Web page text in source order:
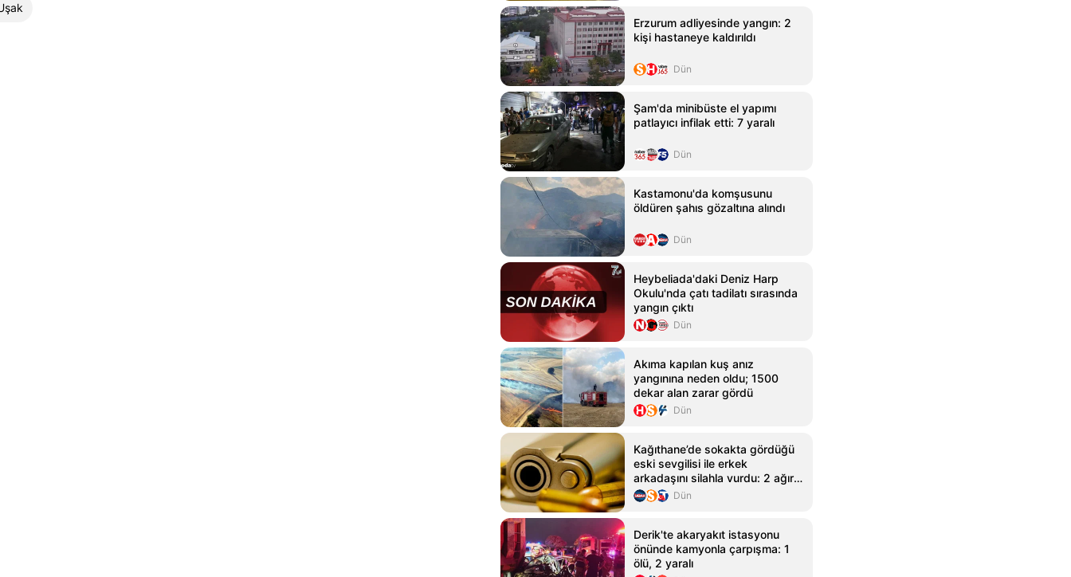
Erzurum adliyesinde yangın: 2
kişi hastaneye kaldırıldı
Dün
Şam'da minibüste el yapımı
patlayıcı infilak etti: 7 yaralı
Dün
Kastamonu'da komşusunu
öldüren şahıs gözaltına alındı
Dün
Heybeliada'daki Deniz Harp
Okulu'nda çatı tadilatı sırasında
yangın çıktı
Dün
Akıma kapılan kuş anız
yangınına neden oldu; 1500
dekar alan zarar gördü
Dün
Kağıthane’de sokakta gördüğü
eski sevgilisi ile erkek
arkadaşını silahla vurdu: 2 ağır
yaralı
Dün
Derik'te akaryakıt istasyonu
önünde kamyonla çarpışma: 1
ölü, 2 yaralı